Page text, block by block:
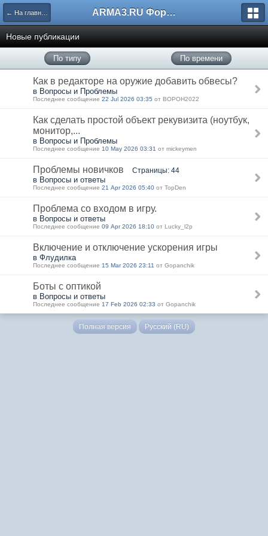
← На главную ARMA3.RU Форум
Новые публикации
По типу По времени
Как в редакторе на оружие добавить обвесы?
в Вопросы и Проблемы
Последнее сообщение 22 Jul 2026 03:35 от BOPOH2022
Как сделать простой объект рекувизита (ноутбук,
монитор,...
в Вопросы и Проблемы
Последнее сообщение 10 May 2026 03:31 от mickeymen
Проблемы новичков Страницы: 44
в Вопросы и ответы
Последнее сообщение 21 Apr 2026 05:40 от TopDen
Проблема со входом в игру.
в Вопросы и ответы
Последнее сообщение 09 Apr 2026 18:10 от Lucky_l2p
Включение и отключение ускорения игры
в Флудилка
Последнее сообщение 15 Mar 2026 23:11 от Gopanchik
Боты с оптикой
в Вопросы и ответы
Последнее сообщение 17 Feb 2026 02:33 от Gopanchik
Полная версия Русский (RU)